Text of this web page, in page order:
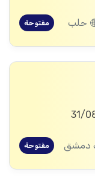
حلب مفتوحة
دمشق مفتوحة